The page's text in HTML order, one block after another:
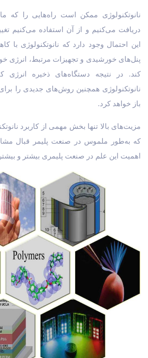
نانوتکنولوژی ممکن است راه‌هایی را که
دریافت می‌کنیم و از آن استفاده می‌کنیم
این احتمال وجود دارد که نانوتکنولوژی
پنل‌های خورشیدی و تجهیزات مرتبط، انرژی
کند. در نتیجه دستگاه‌های ذخیره انرژی
نانوتکنولوژی همچنین روش‌های جدیدی را
باز خواهد کرد.
مزیت‌های بالا تنها بخش مهمی از کاربرد
که به‌طور ملموس در صنعت پلیمر قبال
اهمیت این علم در صنعت پلیمری بیشتر و